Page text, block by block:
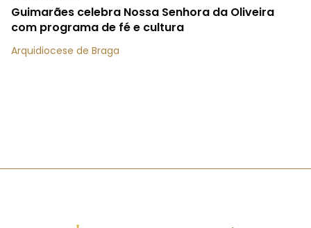
Guimarães celebra Nossa Senhora da Oliveira
com programa de fé e cultura
Arquidiocese de Braga